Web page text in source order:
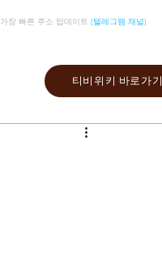
가장 빠른 주소 업데이트 (텔레그램 채널)
티비위키 바로가기